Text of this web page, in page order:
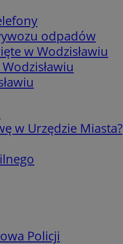
odpadów
w Wodzisławiu
w Urzędzie Miasta?
Policji